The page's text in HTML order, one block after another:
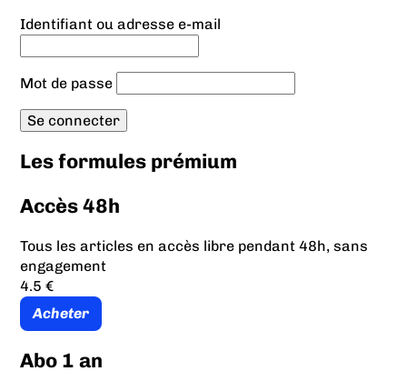
Identifiant ou adresse e-mail
Mot de passe
Les formules prémium
Accès 48h
Tous les articles en accès libre pendant 48h, sans
engagement
4.5 €
Acheter
Abo 1 an